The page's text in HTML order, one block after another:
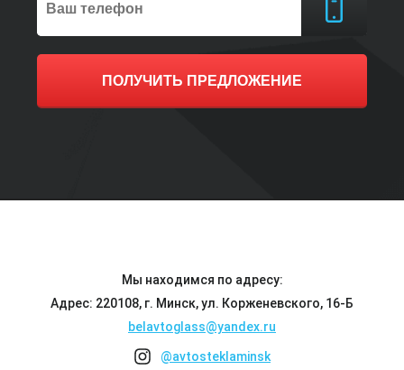
ПОЛУЧИТЬ ПРЕДЛОЖЕНИЕ
Мы находимся по адресу:
Адрес: 220108, г. Минск, ул. Корженевского, 16-Б
belavtoglass@yandex.ru
@avtosteklaminsk